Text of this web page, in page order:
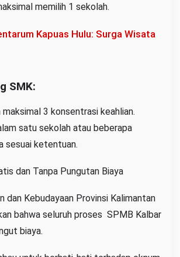
memilih 1 sekolah.
Kapuas Hulu: Surga Wisata
SMK:
3 konsentrasi keahlian.
satu sekolah atau beberapa
sesuai ketentuan.
dan Tanpa Pungutan Biaya
dan Kebudayaan Provinsi Kalimantan
bahwa seluruh proses SPMB Kalbar
biaya.